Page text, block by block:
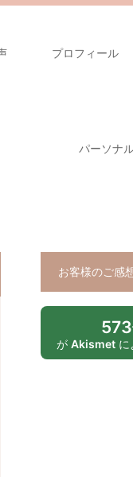
プロフィール
パーソナ
お客様のご感
が Akismet に